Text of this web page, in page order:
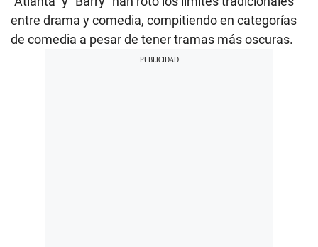
entre drama y comedia, compitiendo en categorías
de comedia a pesar de tener tramas más oscuras.